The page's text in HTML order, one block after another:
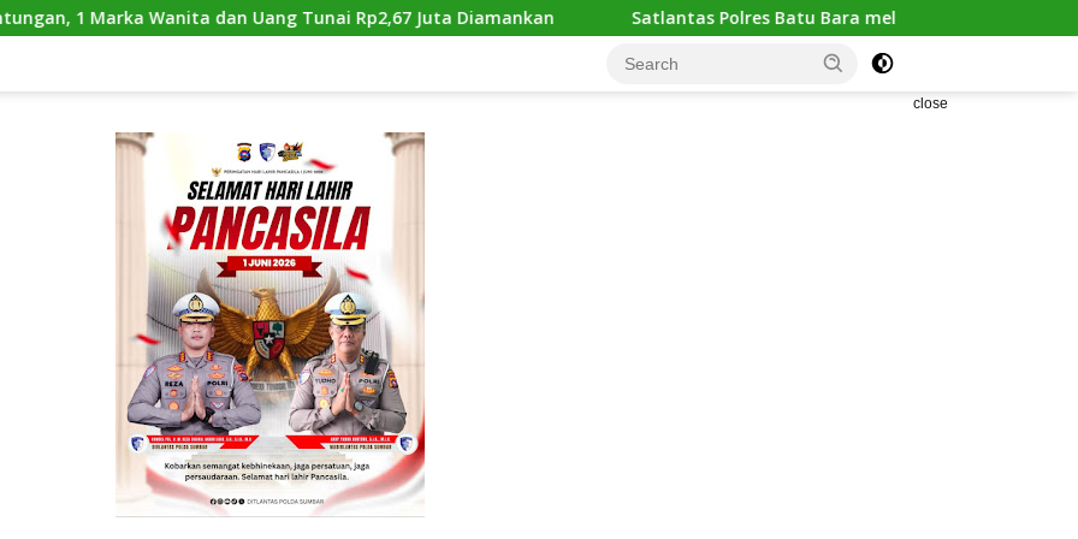
dan Uang Tunai Rp2,67 Juta Diamankan Satlantas Polres Batu Bara melaksanakan kegiatan “POLANTAS KARIB”
close